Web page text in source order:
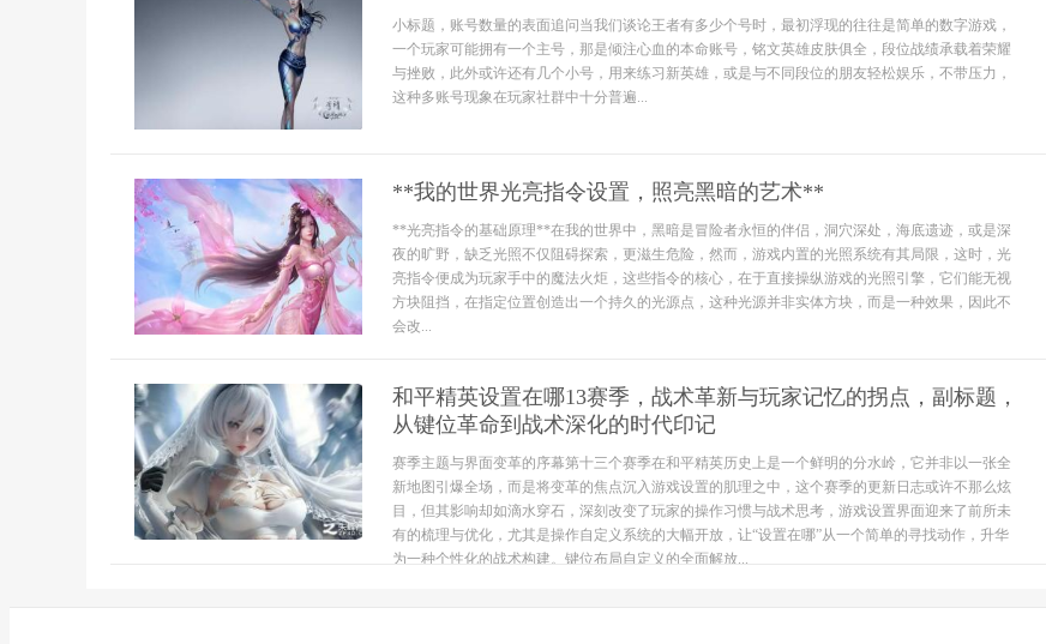
小标题，账号数量的表面追问当我们谈论王者有多少个号时，最初浮现的往往是简单的数字游戏，
一个玩家可能拥有一个主号，那是倾注心血的本命账号，铭文英雄皮肤俱全，段位战绩承载着荣耀
与挫败，此外或许还有几个小号，用来练习新英雄，或是与不同段位的朋友轻松娱乐，不带压力，
这种多账号现象在玩家社群中十分普遍...
**我的世界光亮指令设置，照亮黑暗的艺术**
**光亮指令的基础原理**在我的世界中，黑暗是冒险者永恒的伴侣，洞穴深处，海底遗迹，或是深
夜的旷野，缺乏光照不仅阻碍探索，更滋生危险，然而，游戏内置的光照系统有其局限，这时，光
亮指令便成为玩家手中的魔法火炬，这些指令的核心，在于直接操纵游戏的光照引擎，它们能无视
方块阻挡，在指定位置创造出一个持久的光源点，这种光源并非实体方块，而是一种效果，因此不
会改...
和平精英设置在哪13赛季，战术革新与玩家记忆的拐点，副标题，
从键位革命到战术深化的时代印记
赛季主题与界面变革的序幕第十三个赛季在和平精英历史上是一个鲜明的分水岭，它并非以一张全
新地图引爆全场，而是将变革的焦点沉入游戏设置的肌理之中，这个赛季的更新日志或许不那么炫
目，但其影响却如滴水穿石，深刻改变了玩家的操作习惯与战术思考，游戏设置界面迎来了前所未
有的梳理与优化，尤其是操作自定义系统的大幅开放，让“设置在哪”从一个简单的寻找动作，升华
为一种个性化的战术构建。键位布局自定义的全面解放...